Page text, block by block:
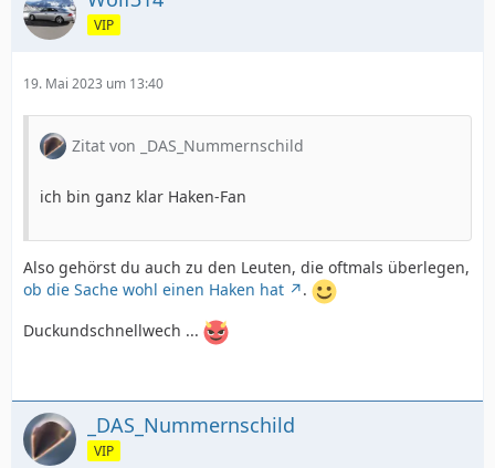
VIP
19. Mai 2023 um 13:40
Zitat von _DAS_Nummernschild
ich bin ganz klar Haken-Fan
Also gehörst du auch zu den Leuten, die oftmals überlegen,
ob die Sache wohl einen Haken hat
.
Duckundschnellwech ...
_DAS_Nummernschild
VIP